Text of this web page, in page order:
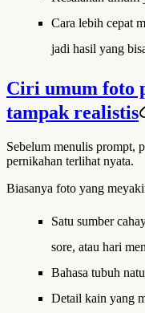
Cara lebih cepat
jadi hasil yang
Ciri umum foto
tampak realistis
Sebelum menulis prompt,
pernikahan terlihat nyata.
Biasanya foto yang
Satu sumber
sore, atau hari
Bahasa tubuh
Detail kain yang